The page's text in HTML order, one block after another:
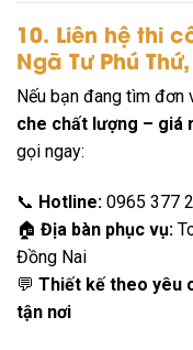
10. Liên hệ thi
Ngã Tư Phú
Nếu bạn đang tìm đơn
che chất lượng – giá
gọi ngay:
📞 Hotline: 0965 377
🏠 Địa bàn phục vụ:
Đồng Nai
💬 Thiết kế theo yêu
tận nơi